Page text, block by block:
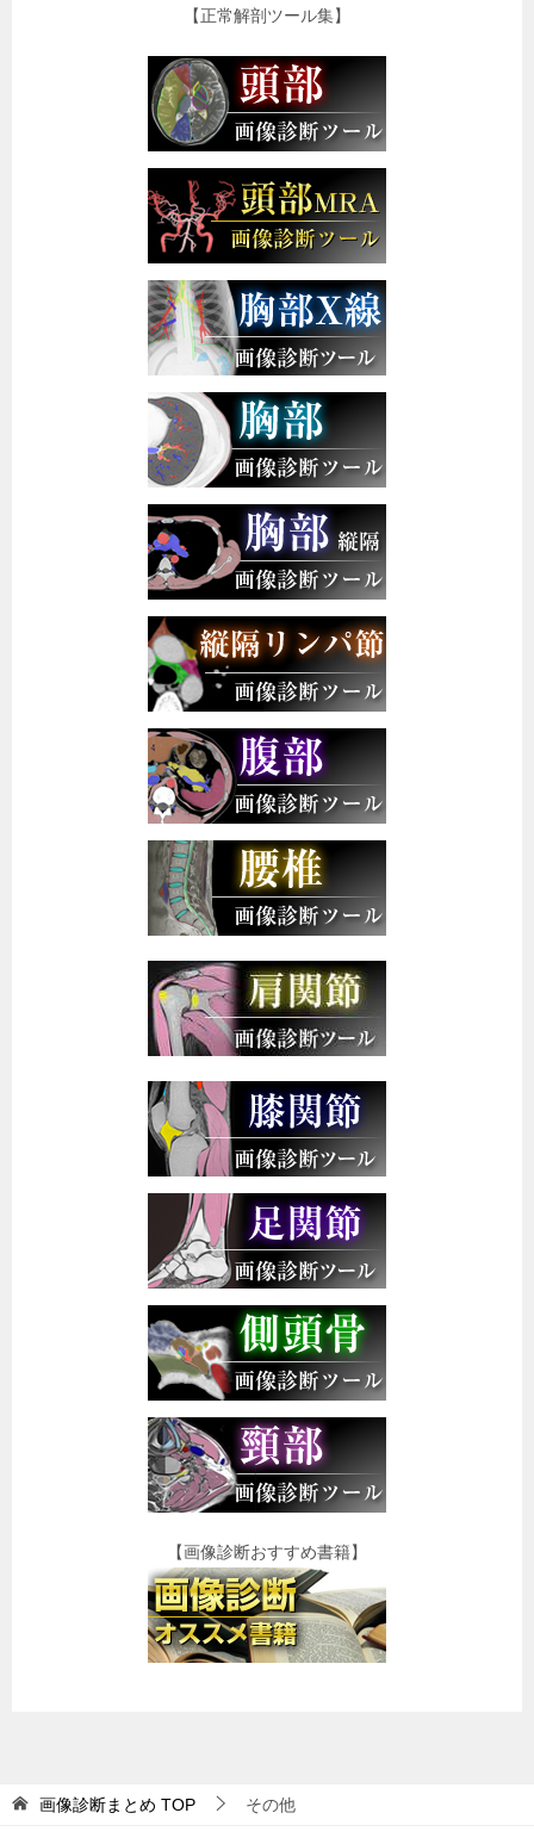
【正常解剖ツール集】
【画像診断おすすめ書籍】
画像診断まとめ TOP その他